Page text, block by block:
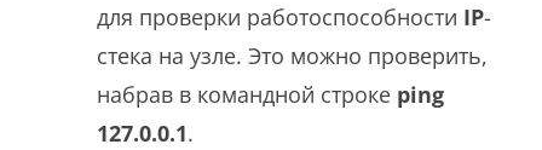
для проверки работоспособности IP-
стека на узле. Это можно проверить,
набрав в командной строке ping
127.0.0.1.